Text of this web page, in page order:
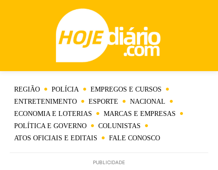
REGIÃO POLÍCIA
EMPREGOS E CURSOS
ENTRETENIMENTO
ESPORTE
NACIONAL
ECONOMIA E LOTERIAS
MARCAS E EMPRESAS
POLÍTICA E GOVERNO
COLUNISTAS
ATOS OFICIAIS E EDITAIS
FALE CONOSCO
PUBLICIDADE